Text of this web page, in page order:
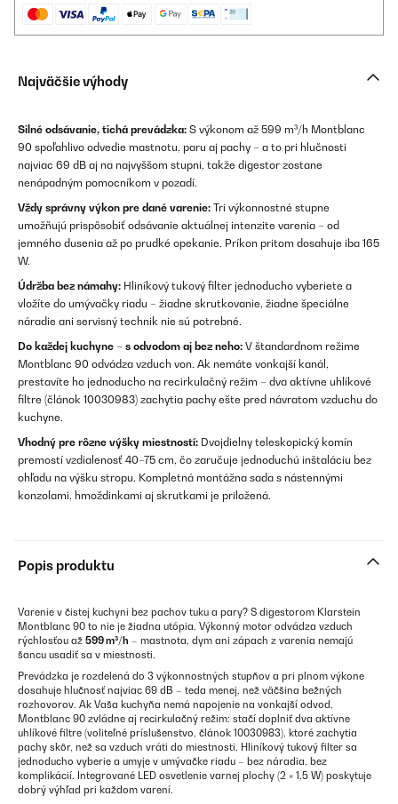
Najväčšie výhody
Silné odsávanie, tichá prevádzka: S výkonom až 599 m³/h Montblanc
90 spoľahlivo odvedie mastnotu, paru aj pachy – a to pri hlučnosti
najviac 69 dB aj na najvyššom stupni, takže digestor zostane
nenápadným pomocníkom v pozadí.
Vždy správny výkon pre dané varenie: Tri výkonnostné stupne
umožňujú prispôsobiť odsávanie aktuálnej intenzite varenia – od
jemného dusenia až po prudké opekanie. Príkon pritom dosahuje iba 165
W.
Údržba bez námahy: Hliníkový tukový filter jednoducho vyberiete a
vložíte do umývačky riadu – žiadne skrutkovanie, žiadne špeciálne
náradie ani servisný technik nie sú potrebné.
Do každej kuchyne – s odvodom aj bez neho: V štandardnom režime
Montblanc 90 odvádza vzduch von. Ak nemáte vonkajší kanál,
prestavíte ho jednoducho na recirkulačný režim – dva aktívne uhlíkové
filtre (článok 10030983) zachytia pachy ešte pred návratom vzduchu do
kuchyne.
Vhodný pre rôzne výšky miestností: Dvojdielny teleskopický komín
premostí vzdialenosť 40–75 cm, čo zaručuje jednoduchú inštaláciu bez
ohľadu na výšku stropu. Kompletná montážna sada s nástennými
konzolami, hmoždinkami aj skrutkami je priložená.
Popis produktu
Varenie v čistej kuchyni bez pachov tuku a pary? S digestorom Klarstein
Montblanc 90 to nie je žiadna utópia. Výkonný motor odvádza vzduch
rýchlosťou až 599 m³/h – mastnota, dym ani zápach z varenia nemajú
šancu usadiť sa v miestnosti.
Prevádzka je rozdelená do 3 výkonnostných stupňov a pri plnom výkone
dosahuje hlučnosť najviac 69 dB – teda menej, než väčšina bežných
rozhovorov. Ak Vaša kuchyňa nemá napojenie na vonkajší odvod,
Montblanc 90 zvládne aj recirkulačný režim: stačí doplniť dva aktívne
uhlíkové filtre (voliteľné príslušenstvo, článok 10030983), ktoré zachytia
pachy skôr, než sa vzduch vráti do miestnosti. Hliníkový tukový filter sa
jednoducho vyberie a umyje v umývačke riadu – bez náradia, bez
komplikácií. Integrované LED osvetlenie varnej plochy (2 × 1,5 W) poskytuje
dobrý výhľad pri každom varení.